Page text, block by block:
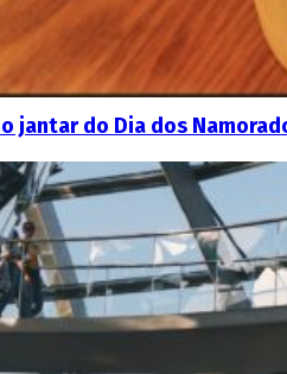
jantar do Dia dos